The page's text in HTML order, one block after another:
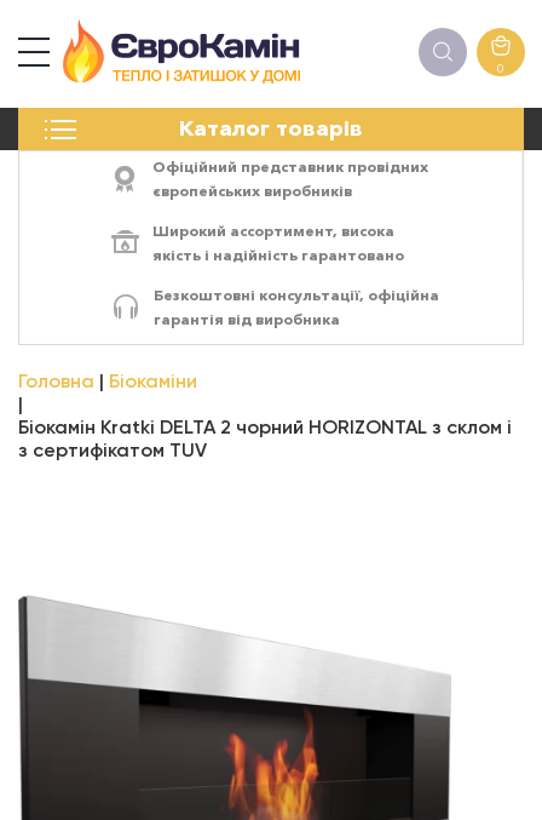
0
Каталог товарів
ПЕЧІ
ЕЛЕКТРОКАМІНИ
АКСЕСУАРИ
Офіційний представник провідних
європейських виробників
Широкий ассортимент, висока
якість і надійність гарантовано
Безкоштовні консультації, офіційна
гарантія від виробника
Головна Біокаміни
Біокамін Kratki DELTA 2 чорний HORIZONTAL з склом і
з сертифікатом TUV